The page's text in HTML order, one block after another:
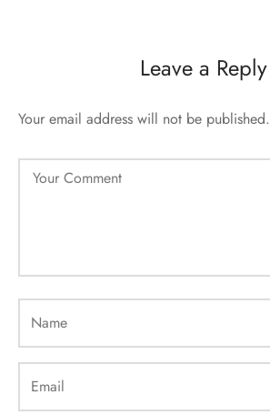
Leave a Reply
Your email address will not be published.